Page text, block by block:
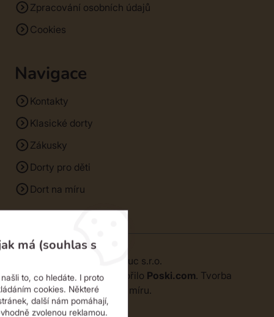
Zpracování osobních údajů
Cookies
Navigace
Kontakty
Klasické dorty
Zákusky
Dorty pro děti
Dort na míru
© 2026 | SM Dorty Olomouc s.r.o.
Webové stránkyvytvořilo Poski.com. Tvorba
webových stránek
na míru.
má (souhlas s
to, co hledáte. I proto
cookies. Některé
další nám pomáhají,
zvolenou reklamou.